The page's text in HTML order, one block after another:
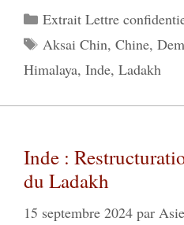
Catégories
Extrait Lettre
Étiquettes
Aksai Chin, Chine,
Himalaya, Inde, Ladakh
Inde :
du Ladakh
15 septembre 2024 par